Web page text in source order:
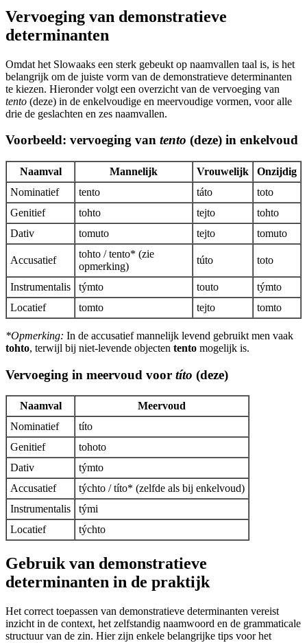
Vervoeging van demonstratieve
determinanten
Omdat het Slowaaks een sterk gebeukt op naamvallen taal is, is het
belangrijk om de juiste vorm van de demonstratieve determinanten
te kiezen. Hieronder volgt een overzicht van de vervoeging van
tento (deze) in de enkelvoudige en meervoudige vormen, voor alle
drie de geslachten en zes naamvallen.
Voorbeeld: vervoeging van tento (deze) in enkelvoud
Naamval Mannelijk Vrouwelijk
Onzijdig
Nominatief
tento táto
toto
Genitief
tohto tejto
tohto
Dativ
tomuto tejto tomuto
Accusatief
tohto / tento* (zie
opmerking)
túto toto
Instrumentalis týmto touto
týmto
Locatief
tomto tejto tomto
*Opmerking: In de accusatief mannelijk levend gebruikt men vaak
tohto, terwijl bij niet-levende objecten tento mogelijk is.
Vervoeging in meervoud voor títo (deze)
Naamval
Meervoud
Nominatief
títo
Genitief
tohoto
Dativ
týmto
Accusatief
týchto / títo* (zelfde als bij enkelvoud)
Instrumentalis
tými
Locatief
týchto
Gebruik van demonstratieve
determinanten in de praktijk
Het correct toepassen van demonstratieve determinanten vereist
inzicht in de context, het zelfstandig naamwoord en de grammaticale
structuur van de zin. Hier zijn enkele belangrijke tips voor het